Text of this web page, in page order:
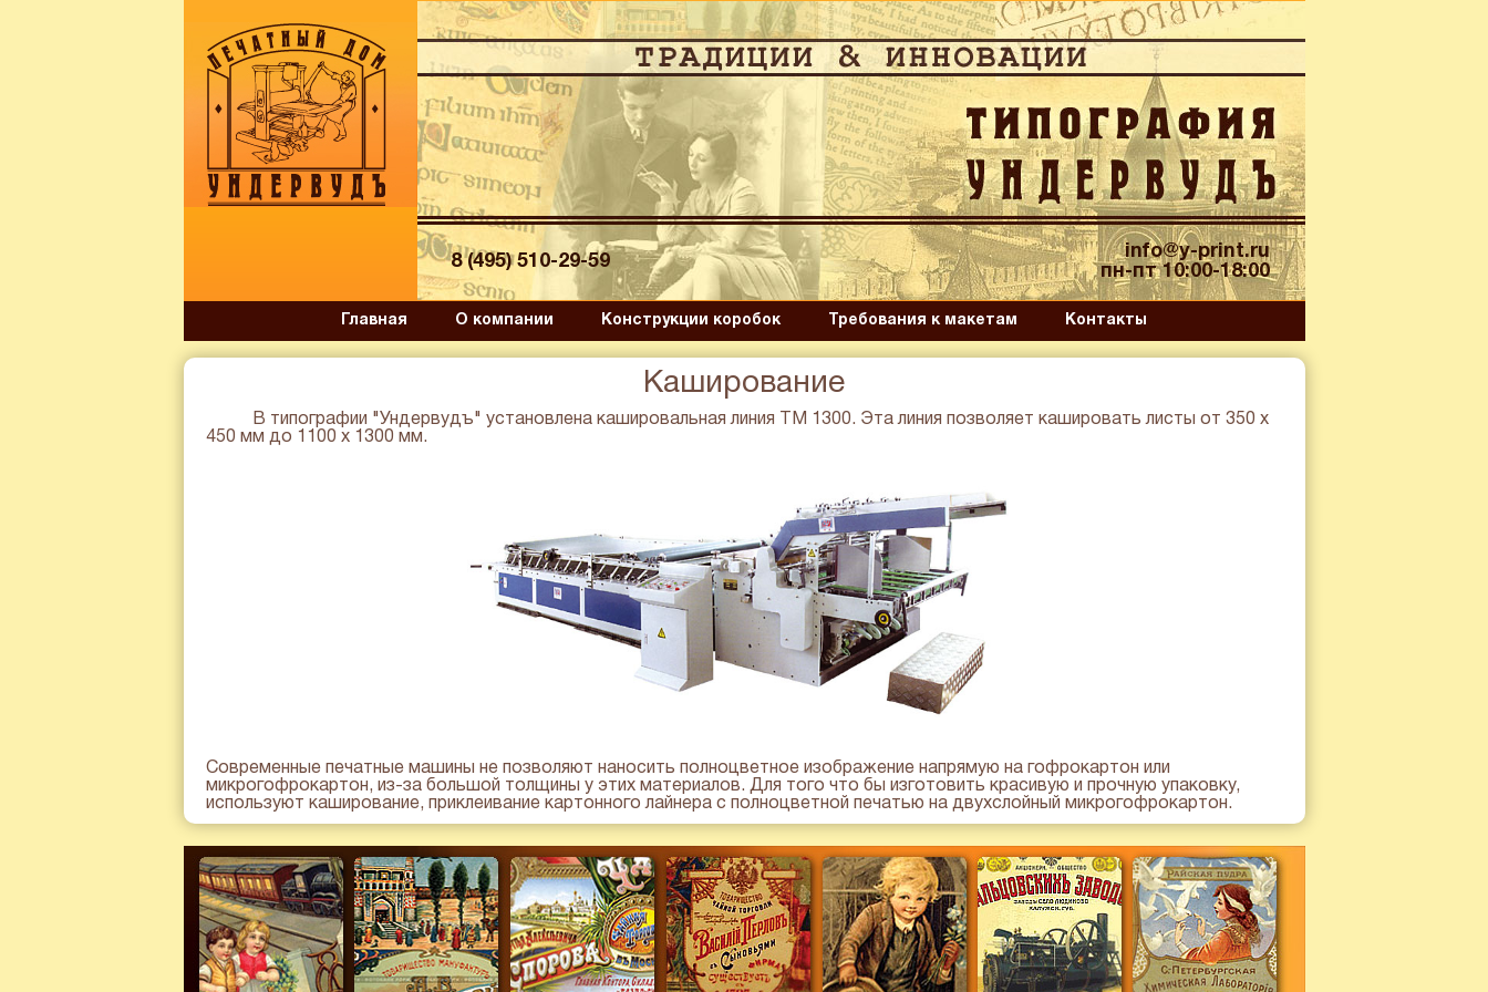
8 (495) 510-29-59
info@y-print.ru
пн-пт 10:00-18:00
Главная О компании Конструкции коробок Требования к макетам Контакты
Каширование
В типографии "Ундервудъ" установлена кашировальная линия ТМ 1300. Эта линия позволяет кашировать листы от 350 х
450 мм до 1100 х 1300 мм.
Современные печатные машины не позволяют наносить полноцветное изображение напрямую на гофрокартон или
микрогофрокартон, из-за большой толщины у этих материалов. Для того что бы изготовить красивую и прочную упаковку,
используют каширование, приклеивание картонного лайнера с полноцветной печатью на двухслойный микрогофрокартон.